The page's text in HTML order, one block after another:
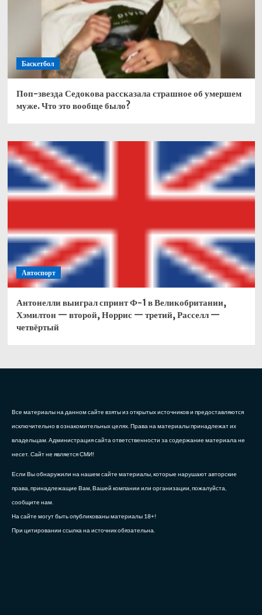
Баскетбол
Поп-звезда Седокова рассказала страшное об умершем
муже. Что это вообще было?
Автоспорт
Антонелли выиграл спринт Ф-1 в Великобритании,
Хэмилтон — второй, Норрис — третий, Расселл —
четвёртый
Все материалы на данном сайте взяты из открытых источников и предоставляются
исключительно в ознакомительных целях. Права на материалы принадлежат их
владельцам. Администрация сайта ответственности за содержание материала не
несет. Сайт не является СМИ!
Если Вы обнаружили на нашем сайте материалы, которые нарушают авторские
права, принадлежащие Вам, Вашей компании или организации, пожалуйста,
сообщите нам.
На сайте могут быть опубликованы материалы 18+!
При цитировании ссылка на источник обязательна.